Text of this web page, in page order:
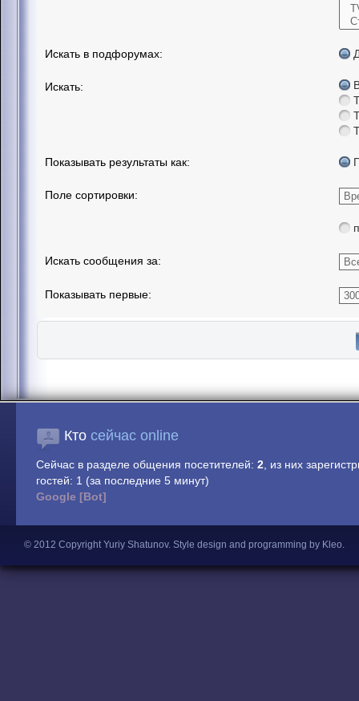
Искать в подфорумах:
Искать:
Показывать результаты как:
Поле сортировки:
Искать сообщения за:
Показывать первые:
Кто сейчас online
Сейчас в разделе общения посетителей: 2, из них
гостей: 1 (за последние 5 минут)
Google [Bot]
© 2012 Copyright Yuriy Shatunov. Style design and programming by Kleo.